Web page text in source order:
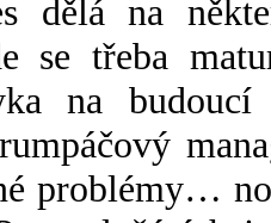
dělá na
se třeba
na budoucí
problémy…